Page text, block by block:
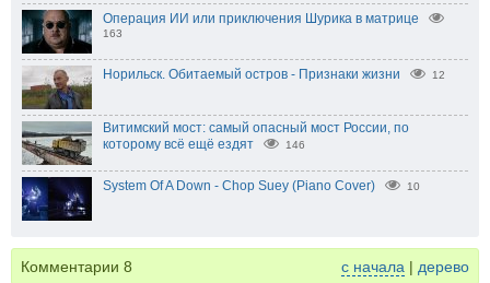
Операция ИИ или приключения Шурика в матрице
163
Норильск. Обитаемый остров - Признаки жизни 12
Витимский мост: самый опасный мост России, по
которому всё ещё ездят
146
System Of A Down - Chop Suey (Piano Cover) 10
Комментарии 8 с начала | дерево